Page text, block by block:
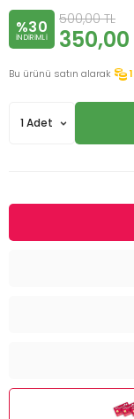
%30
INDIRIMLI
500,00TL
350,00
Bu ürünü satın alarak